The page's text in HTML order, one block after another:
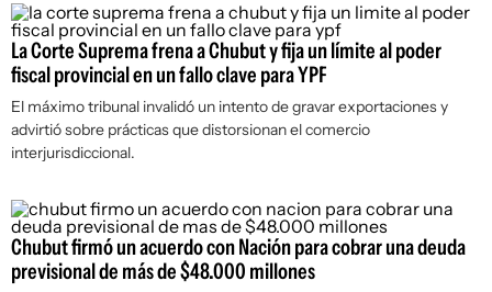
La Corte Suprema frena a Chubut y fija un límite al poder
fiscal provincial en un fallo clave para YPF
El máximo tribunal invalidó un intento de gravar exportaciones y
advirtió sobre prácticas que distorsionan el comercio
interjurisdiccional.
Chubut firmó un acuerdo con Nación para cobrar una deuda
previsional de más de $48.000 millones